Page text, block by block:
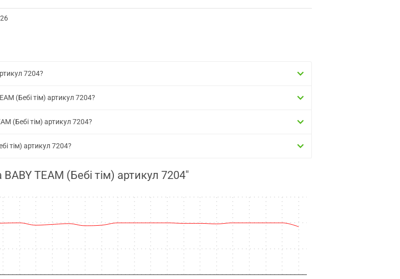
7204?
(Бебі тім) артикул 7204?
(Бебі тім) артикул 7204?
тім) артикул 7204?
TEAM (Бебі тім) артикул 7204"